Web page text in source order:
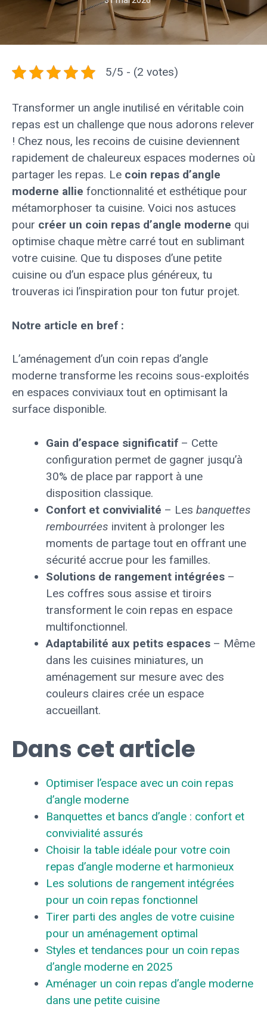
5/5 - (2 votes)
Transformer un angle inutilisé en véritable coin
repas est un challenge que nous adorons relever
! Chez nous, les recoins de cuisine deviennent
rapidement de chaleureux espaces modernes où
partager les repas. Le coin repas d’angle
moderne allie fonctionnalité et esthétique pour
métamorphoser ta cuisine. Voici nos astuces
pour créer un coin repas d’angle moderne qui
optimise chaque mètre carré tout en sublimant
votre cuisine. Que tu disposes d’une petite
cuisine ou d’un espace plus généreux, tu
trouveras ici l’inspiration pour ton futur projet.
Notre article en bref :
L’aménagement d’un coin repas d’angle
moderne transforme les recoins sous-exploités
en espaces conviviaux tout en optimisant la
surface disponible.
Gain d’espace significatif – Cette
configuration permet de gagner jusqu’à
30% de place par rapport à une
disposition classique.
Confort et convivialité – Les banquettes
rembourrées invitent à prolonger les
moments de partage tout en offrant une
sécurité accrue pour les familles.
Solutions de rangement intégrées –
Les coffres sous assise et tiroirs
transforment le coin repas en espace
multifonctionnel.
Adaptabilité aux petits espaces – Même
dans les cuisines miniatures, un
aménagement sur mesure avec des
couleurs claires crée un espace
accueillant.
Dans cet article
Optimiser l’espace avec un coin repas
d’angle moderne
Banquettes et bancs d’angle : confort et
convivialité assurés
Choisir la table idéale pour votre coin
repas d’angle moderne et harmonieux
Les solutions de rangement intégrées
pour un coin repas fonctionnel
Tirer parti des angles de votre cuisine
pour un aménagement optimal
Styles et tendances pour un coin repas
d’angle moderne en 2025
Aménager un coin repas d’angle moderne
dans une petite cuisine